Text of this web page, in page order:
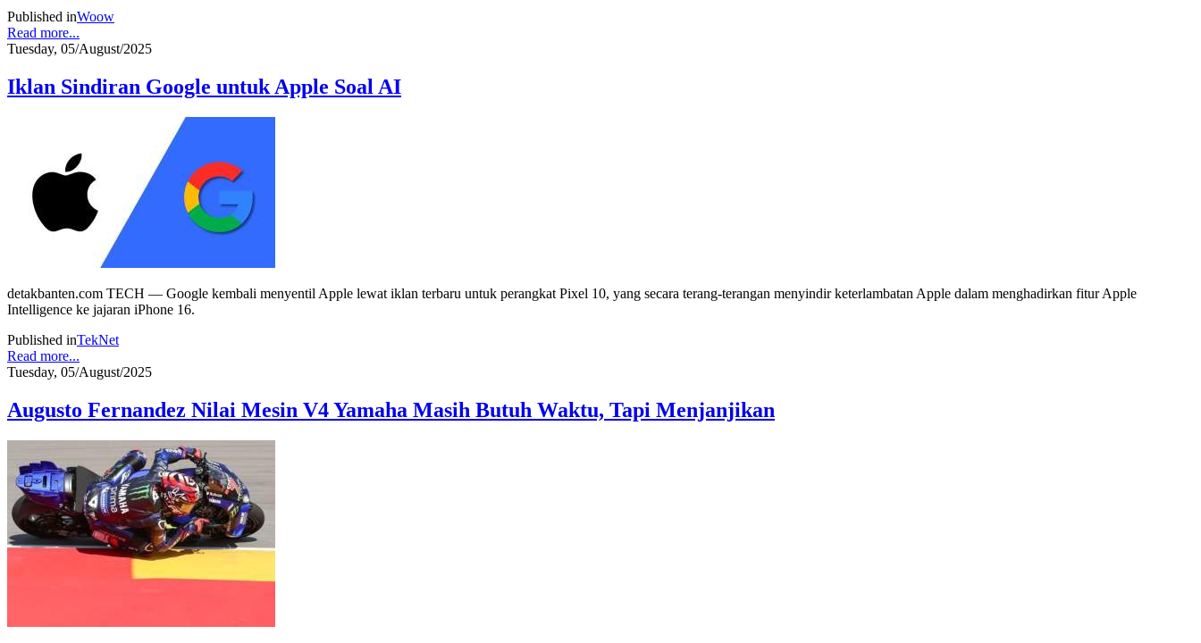
Published inWoow
Read more...
Tuesday, 05/August/2025
Iklan Sindiran Google untuk Apple Soal AI
detakbanten.com TECH — Google kembali menyentil Apple lewat iklan terbaru untuk perangkat Pixel 10, yang secara terang-terangan menyindir keterlambatan Apple dalam menghadirkan fitur Apple
Intelligence ke jajaran iPhone 16.
Published inTekNet
Read more...
Tuesday, 05/August/2025
Augusto Fernandez Nilai Mesin V4 Yamaha Masih Butuh Waktu, Tapi Menjanjikan